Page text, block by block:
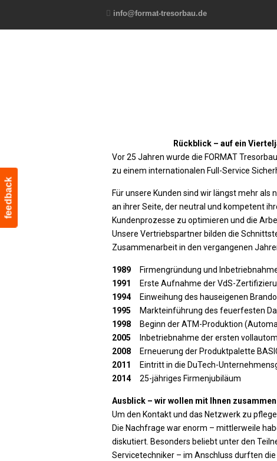
feedback
info@format-tresorbau.de
Rückblick – auf ein
Vor 25 Jahren wurde die FORMAT
zu einem internationalen Full-Service
Für unsere Kunden sind wir längst mehr
an ihrer Seite, der neutral und kompetent
Kundenprozesse zu optimieren und die
Unsere Vertriebspartner bilden die
Zusammenarbeit in den vergangenen
1989
Firmengründung und
1991
Erste Aufnahme der VdS-
1994
Einweihung des hauseigenen
1995
Markteinführung des feuerfesten
1998
Beginn der ATM-Produktion
2005
Inbetriebnahme der ersten
2008
Erneuerung der Produktpalette
2011
Eintritt in die DuTech-
2014 25-jähriges Firmenjubiläum
Ausblick – wir wollen mit Ihnen
Um den Kontakt und das Netzwerk zu
Die Nachfrage war enorm – mittlerweile
diskutiert. Besonders beliebt unter den
Servicetechniker – im Anschluss durften